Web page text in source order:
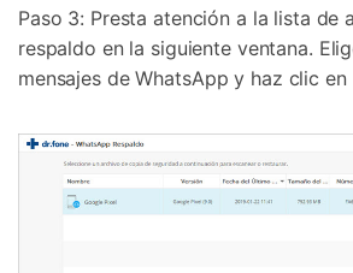
Paso 3: Presta atención a la lista de
respaldo en la siguiente ventana.
mensajes de WhatsApp y haz clic en